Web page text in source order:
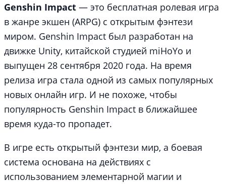
Genshin Impact — это бесплатная ролевая игра
в жанре экшен (ARPG) с открытым фэнтези
миром. Genshin Impact был разработан на
движке Unity, китайской студией miHoYo и
выпущен 28 сентября 2020 года. На время
релиза игра стала одной из самых популярных
новых онлайн игр. И не похоже, чтобы
популярность Genshin Impact в ближайшее
время куда-то пропадет.
В игре есть открытый фэнтези мир, а боевая
система основана на действиях с
использованием элементарной магии и